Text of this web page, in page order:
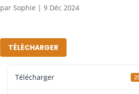
parSophie |9 Déc 2024
TÉLÉCHARGER
Télécharger